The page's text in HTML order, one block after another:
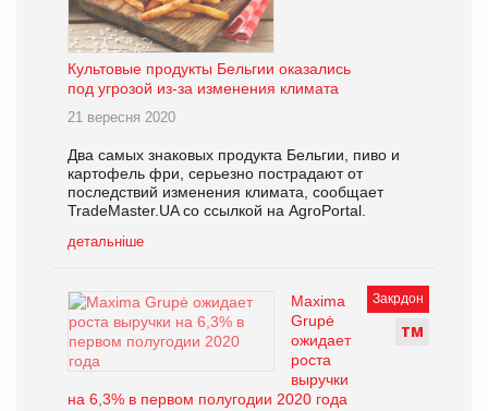
Культовые продукты Бельгии оказались
под угрозой из-за изменения климата
21 вересня 2020
Два самых знаковых продукта Бельгии, пиво и
картофель фри, серьезно пострадают от
последствий изменения климата, сообщает
TradeMaster.UA со ссылкой на AgroPortal.
детальніше
Закрдон
ТМ
Maxima
Grupė
ожидает
роста
выручки
на 6,3% в первом полугодии 2020 года